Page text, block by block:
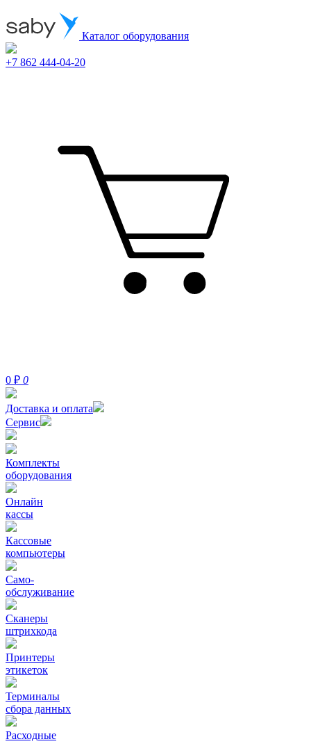
Каталог оборудования
+7 862 444-04-20
0 ₽ 0
Доставка и оплата
Сервис
Комплекты
оборудования
Онлайн
кассы
Кассовые
компьютеры
Само-
обслуживание
Сканеры
штрихкода
Принтеры
этикеток
Терминалы
сбора данных
Расходные